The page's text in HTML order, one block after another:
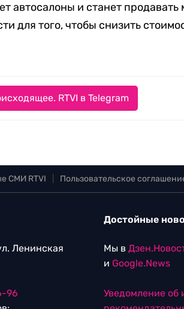
автосалоны и станет
для того, чтобы снизить
RTVI в Telegram
СМИ RTVI Пользовательское
Ленинская
96
Достойные
Мы в
и Google.News
Уведомление об